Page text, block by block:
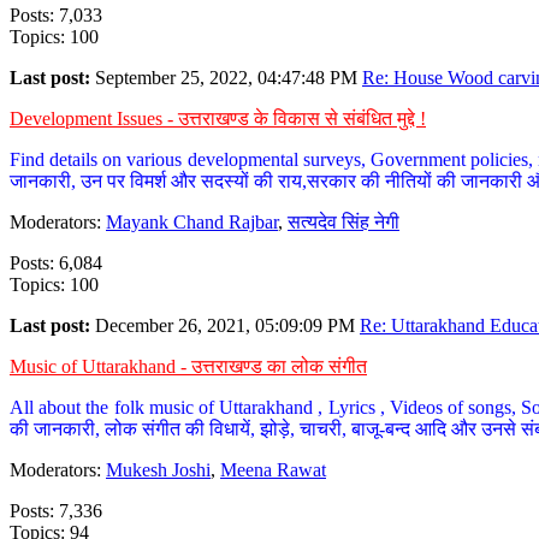
Posts: 7,033
Topics: 100
Last post: September 25, 2022, 04:47:48 PM Re: House Wood
Development Issues - उत्तराखण्ड के विकास से संबंधित मुद्दे !
Find details on various developmental surveys, Government
जानकारी, उन पर विमर्श और सदस्यों की राय,सरकार की नीतियों की
Moderators: Mayank Chand Rajbar,सत्यदेव सिंह नेगी
Posts: 6,084
Topics: 100
Last post: December 26, 2021, 05:09:09 PM Re: Uttarakhand
Music of Uttarakhand - उत्तराखण्ड का लोक संगीत
All about the folk music of Uttarakhand , Lyrics , Videos of songs,
की जानकारी, लोक संगीत की विधायें, झोड़े, चाचरी, बाजू-बन्द आदि और उनसे
Moderators: Mukesh Joshi, Meena Rawat
Posts: 7,336
Topics: 94